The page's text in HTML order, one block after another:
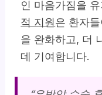
인 마음가짐을
적 지원은 환자
을 완화하고, 더
데 기여합니다.